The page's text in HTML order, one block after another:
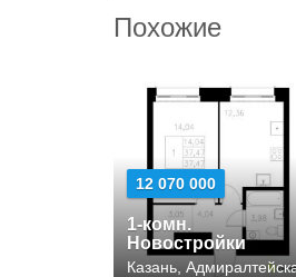
Похожие
12 070 000
1-комн.
Новостройки
Казань,